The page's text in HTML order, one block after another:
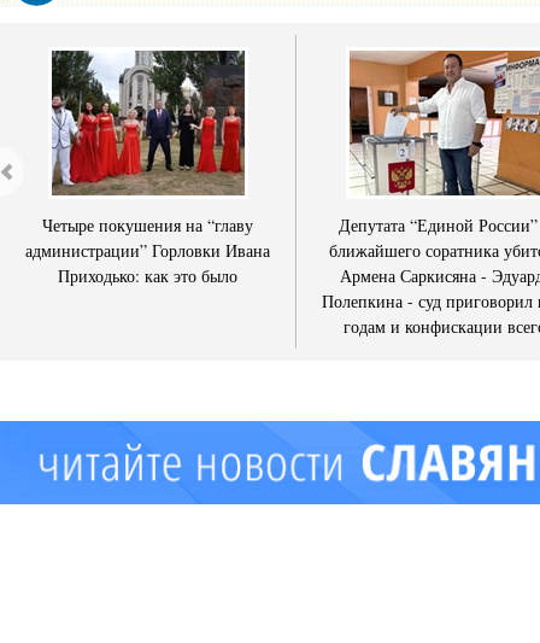
Четыре покушения на “главу
администрации” Горловки Ивана
Приходько: как это было
Депутата “Единой
ближайшего соратника
Армена Саркисяна -
Полепкина - суд приговорил
годам и конфискации